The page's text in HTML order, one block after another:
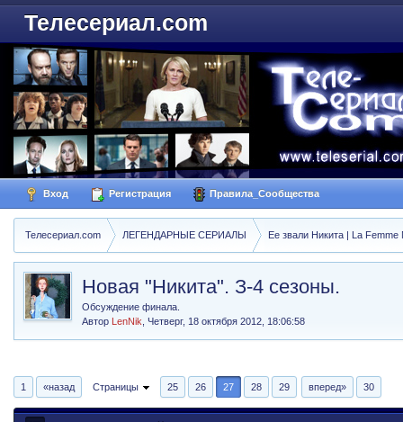
Телесериал.com
Вход Регистрация Правила_Сообщества
Телесериал.com ЛЕГЕНДАРНЫЕ СЕРИАЛЫ Ее звали Никита | La Femme
Новая "Никита". З-4 сезоны.
Обсуждение финала.
Автор LenNik ,Четверг, 18 октября 2012, 18:06:58
1 «назад Страницы 25 26 27 28 29 вперед» 30